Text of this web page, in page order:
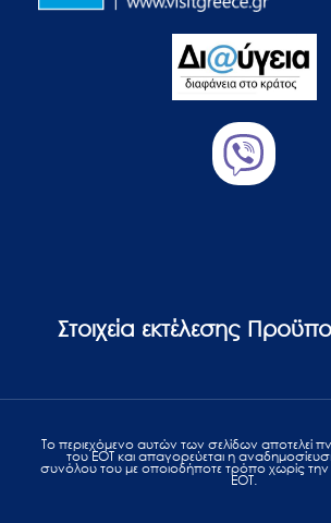
Στοιχεία εκτέλεσης
Το περιεχόμενο αυτών των σελίδων αποτελεί
του ΕΟΤ και απαγορεύεται η
συνόλου του με οποιοδήποτε τρόπο χωρίς
ΕΟΤ.